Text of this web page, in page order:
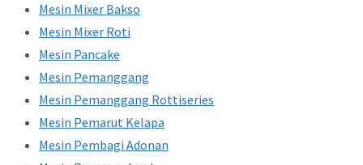
Mesin Mixer Bakso
Mesin Mixer Roti
Mesin Pancake
Mesin Pemanggang
Mesin Pemanggang Rottiseries
Mesin Pemarut Kelapa
Mesin Pembagi Adonan